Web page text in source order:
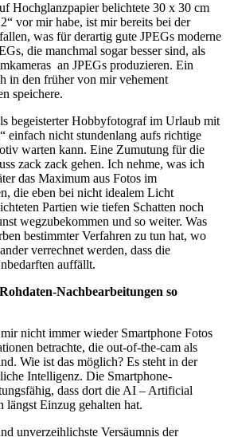
Hochglanzpapier belichtete 30 x 30 cm
vor mir habe, ist mir bereits bei der
was für derartig gute JPEGs moderne
die manchmal sogar besser sind, als
an JPEGs produzieren. Ein
in den früher von mir vehement
speichere.
begeisterter Hobbyfotograf im Urlaub mit
einfach nicht stundenlang aufs richtige
warten kann. Eine Zumutung für die
zack zack gehen. Ich nehme, was ich
das Maximum aus Fotos im
die eben bei nicht idealem Licht
Partien wie tiefen Schatten noch
wegzubekommen und so weiter. Was
bestimmter Verfahren zu tun hat, wo
verrechnet werden, dass die
auffällt.
Nachbearbeitungen so
nicht immer wieder Smartphone Fotos
betrachte, die out-of-the-cam als
Wie ist das möglich? Es steht in der
Intelligenz. Die Smartphone-
dass dort die AI – Artificial
Einzug gehalten hat.
unverzeihlichste Versäumnis der